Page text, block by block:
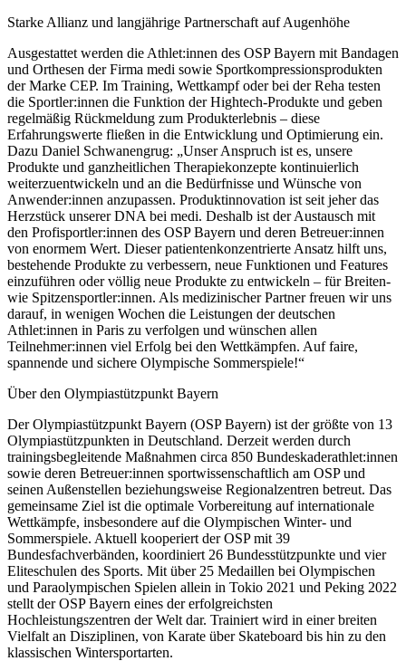
Starke Allianz und langjährige Partnerschaft auf Augenhöhe
Ausgestattet werden die Athlet:innen des OSP Bayern mit Bandagen
und Orthesen der Firma medi sowie Sportkompressionsprodukten
der Marke CEP. Im Training, Wettkampf oder bei der Reha testen
die Sportler:innen die Funktion der Hightech-Produkte und geben
regelmäßig Rückmeldung zum Produkterlebnis – diese
Erfahrungswerte fließen in die Entwicklung und Optimierung ein.
Dazu Daniel Schwanengrug: „Unser Anspruch ist es, unsere
Produkte und ganzheitlichen Therapiekonzepte kontinuierlich
weiterzuentwickeln und an die Bedürfnisse und Wünsche von
Anwender:innen anzupassen. Produktinnovation ist seit jeher das
Herzstück unserer DNA bei medi. Deshalb ist der Austausch mit
den Profisportler:innen des OSP Bayern und deren Betreuer:innen
von enormem Wert. Dieser patientenkonzentrierte Ansatz hilft uns,
bestehende Produkte zu verbessern, neue Funktionen und Features
einzuführen oder völlig neue Produkte zu entwickeln – für Breiten-
wie Spitzensportler:innen. Als medizinischer Partner freuen wir uns
darauf, in wenigen Wochen die Leistungen der deutschen
Athlet:innen in Paris zu verfolgen und wünschen allen
Teilnehmer:innen viel Erfolg bei den Wettkämpfen. Auf faire,
spannende und sichere Olympische Sommerspiele!“
Über den Olympiastützpunkt Bayern
Der Olympiastützpunkt Bayern (OSP Bayern) ist der größte von 13
Olympiastützpunkten in Deutschland. Derzeit werden durch
trainingsbegleitende Maßnahmen circa 850 Bundeskaderathlet:innen
sowie deren Betreuer:innen sportwissenschaftlich am OSP und
seinen Außenstellen beziehungsweise Regionalzentren betreut. Das
gemeinsame Ziel ist die optimale Vorbereitung auf internationale
Wettkämpfe, insbesondere auf die Olympischen Winter- und
Sommerspiele. Aktuell kooperiert der OSP mit 39
Bundesfachverbänden, koordiniert 26 Bundesstützpunkte und vier
Eliteschulen des Sports. Mit über 25 Medaillen bei Olympischen
und Paraolympischen Spielen allein in Tokio 2021 und Peking 2022
stellt der OSP Bayern eines der erfolgreichsten
Hochleistungszentren der Welt dar. Trainiert wird in einer breiten
Vielfalt an Disziplinen, von Karate über Skateboard bis hin zu den
klassischen Wintersportarten.